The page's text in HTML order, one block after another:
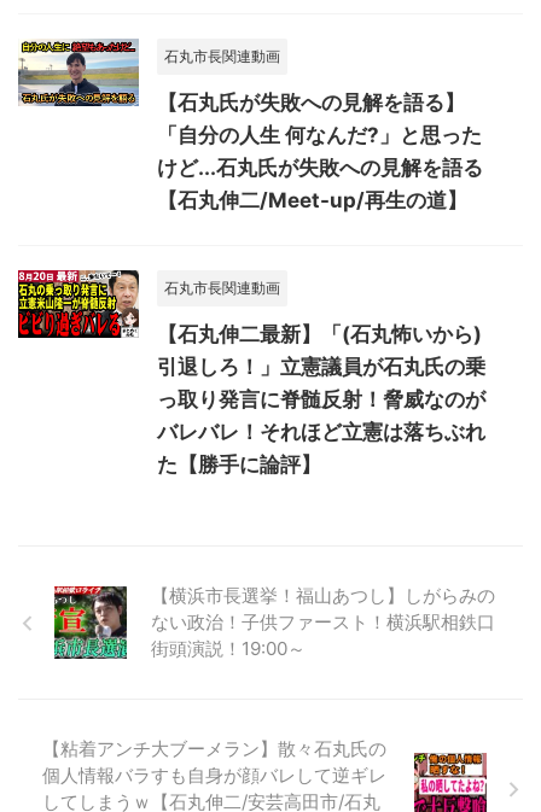
石丸市長関連動画
【石丸氏が失敗への見解を語る】
「自分の人生 何なんだ?」と思った
けど...石丸氏が失敗への見解を語る
【石丸伸二/Meet-up/再生の道】
石丸市長関連動画
【石丸伸二最新】「(石丸怖いから)
引退しろ！」立憲議員が石丸氏の乗
っ取り発言に脊髄反射！脅威なのが
バレバレ！それほど立憲は落ちぶれ
た【勝手に論評】
【横浜市長選挙！福山あつし】しがらみの
ない政治！子供ファースト！横浜駅相鉄口
街頭演説！19:00～
【粘着アンチ大ブーメラン】散々石丸氏の
個人情報バラすも自身が顔バレして逆ギレ
してしまうｗ【石丸伸二/安芸高田市/石丸